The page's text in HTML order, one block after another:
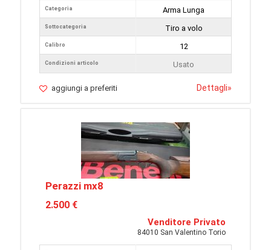
Categoria
Sottocategoria
Calibro
Condizioni articolo
Arma Lunga
Tiro a volo
12
Usato
aggiungi a preferiti Dettagli»
Perazzi mx8
2.500 €
Venditore Privato
84010 San Valentino Torio